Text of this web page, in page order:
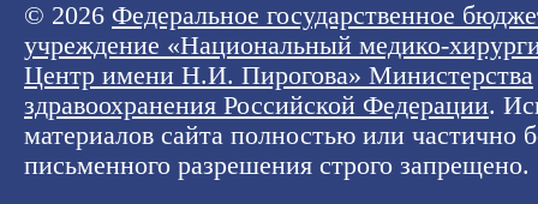
© 2026 Федеральное государственное
учреждение «Национальный медико-
Центр имени Н.И. Пирогова» Министерства
здравоохранения Российской Федерации.
материалов сайта полностью или частично
письменного разрешения строго запрещено.